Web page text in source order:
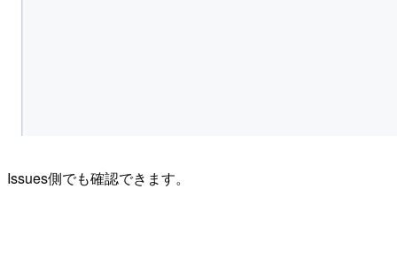
Issues側でも確認できます。